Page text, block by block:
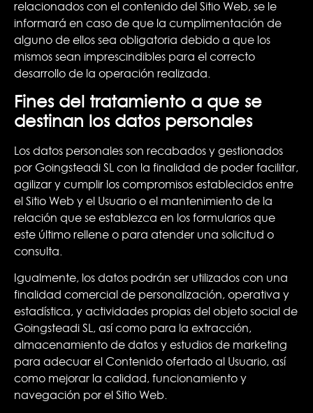
relacionados con el contenido del Sitio Web, se le
informará en caso de que la cumplimentación de
alguno de ellos sea obligatoria debido a que los
mismos sean imprescindibles para el correcto
desarrollo de la operación realizada.
Fines del tratamiento a que se
destinan los datos personales
Los datos personales son recabados y gestionados
por Goingsteadi SL con la finalidad de poder facilitar,
agilizar y cumplir los compromisos establecidos entre
el Sitio Web y el Usuario o el mantenimiento de la
relación que se establezca en los formularios que
este último rellene o para atender una solicitud o
consulta.
Igualmente, los datos podrán ser utilizados con una
finalidad comercial de personalización, operativa y
estadística, y actividades propias del objeto social de
Goingsteadi SL, así como para la extracción,
almacenamiento de datos y estudios de marketing
para adecuar el Contenido ofertado al Usuario, así
como mejorar la calidad, funcionamiento y
navegación por el Sitio Web.